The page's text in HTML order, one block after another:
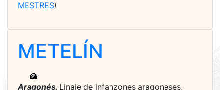
MESTRES)
METELÍN
Aragonés. Linaje de infanzones aragoneses,